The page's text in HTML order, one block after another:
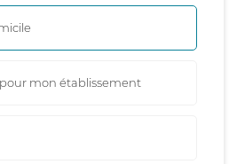
mon établissement